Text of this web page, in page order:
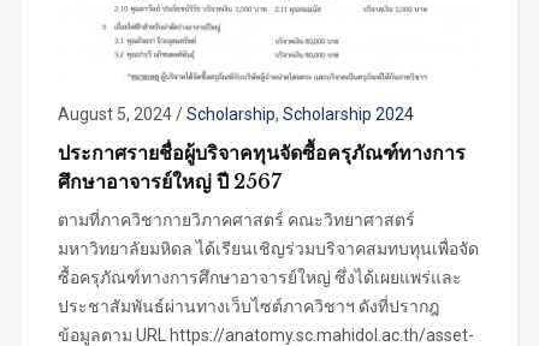
August 5, 2024/Scholarship, Scholarship 2024
ประกาศรายชื่อผู้บริจาคทุนจัดซื้อครุภัณฑ์ทางการ
ศึกษาอาจารย์ใหญ่ ปี 2567
ตามที่ภาควิชากายวิภาคศาสตร์ คณะวิทยาศาสตร์
มหาวิทยาลัยมหิดล ได้เรียนเชิญร่วมบริจาคสมทบทุนเพื่อจัด
ซื้อครุภัณฑ์ทางการศึกษาอาจารย์ใหญ่ ซึ่งได้เผยแพร่และ
ประชาสัมพันธ์ผ่านทางเว็บไซต์ภาควิชาฯ ดังที่ปรากฎ
ข้อมูลตาม URL https://anatomy.sc.mahidol.ac.th/asset-